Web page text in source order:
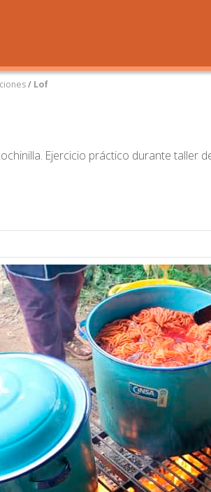
/ Lof
Ejercicio práctico durante taller